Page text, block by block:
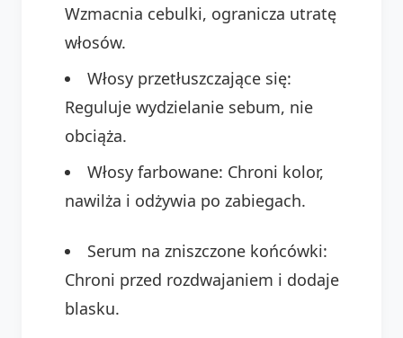
Wzmacnia cebulki, ogranicza utratę
włosów.
Włosy przetłuszczające się:
Reguluje wydzielanie sebum, nie
obciąża.
Włosy farbowane: Chroni kolor,
nawilża i odżywia po zabiegach.
Serum na zniszczone końcówki:
Chroni przed rozdwajaniem i dodaje
blasku.